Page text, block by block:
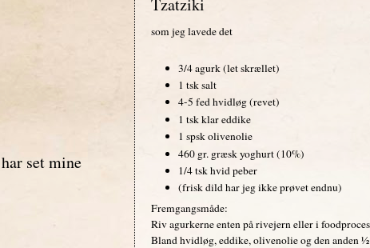
som jeg lavede det
3/4 agurk (let skrællet)
1 tsk salt
4-5 fed hvidløg (revet)
1 tsk klar eddike
1 spsk olivenolie
460 gr. græsk yoghurt (10%)
1/4 tsk hvid peber
(frisk dild har jeg ikke prøvet endnu)
Fremgangsmåde:
Riv agurkerne enten på rivejern eller i
Bland hvidløg, eddike, olivenolie og den anden
set mine